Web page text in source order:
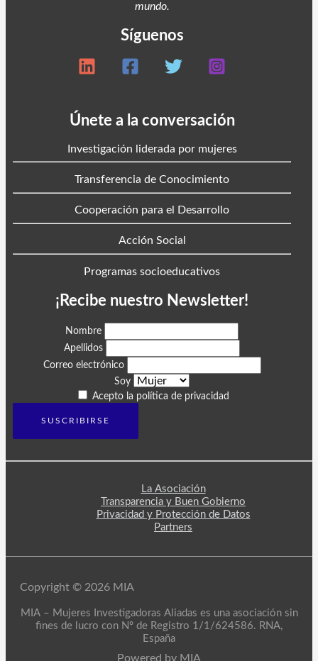
mundo.
Síguenos
Únete a la conversación
Investigación liderada por mujeres
Transferencia de Conocimiento
Cooperación para el Desarrollo
Acción Social
Programas socioeducativos
¡Recibe nuestro Newsletter!
Nombre
Apellidos
Correo electrónico
Soy
Acepto la política de privacidad
La Asociación
Transparencia y Buen Gobierno
Privacidad y Protección de Datos
Partners
Copyright © 2026 MIA
MIA – Mujeres Investigadoras Aliadas es una asociación sin
fines de lucro con Nº de Registro 1/1/624586. RNA,
España
Powered by MIA